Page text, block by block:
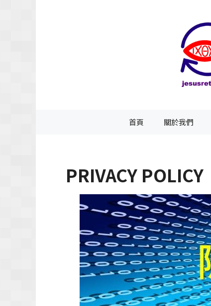
首頁 關於我們
PRIVACY POLICY